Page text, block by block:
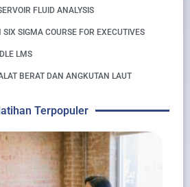
FLUID ANALYSIS
SIGMA COURSE FOR EXECUTIVES
LMS
BERAT DAN ANGKUTAN LAUT
Terpopuler